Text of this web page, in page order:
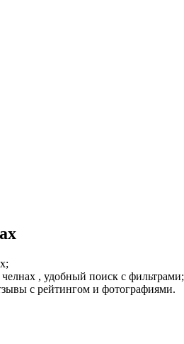
, удобный поиск с фильтрами;
с рейтингом и фотографиями.